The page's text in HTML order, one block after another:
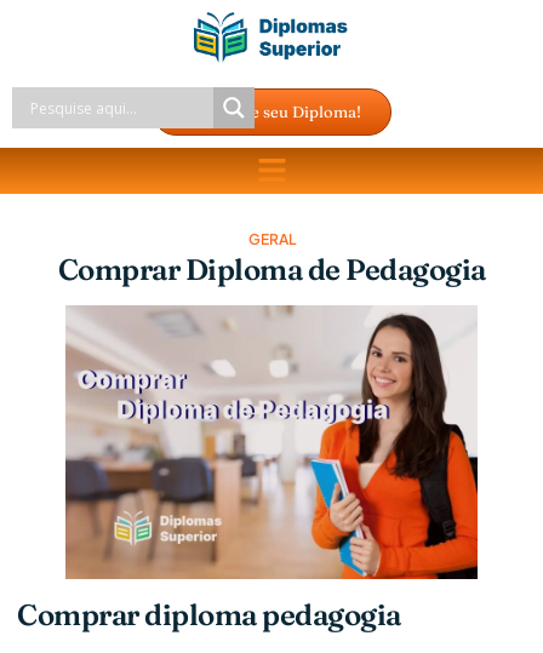
Compre seu Diploma!
GERAL
Comprar Diploma de Pedagogia
Comprar diploma pedagogia